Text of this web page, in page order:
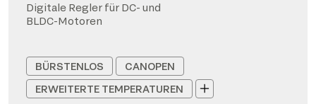
Digitale Regler für DC- und
BLDC-Motoren
BÜRSTENLOS
CANOPEN
ERWEITERTE TEMPERATUREN